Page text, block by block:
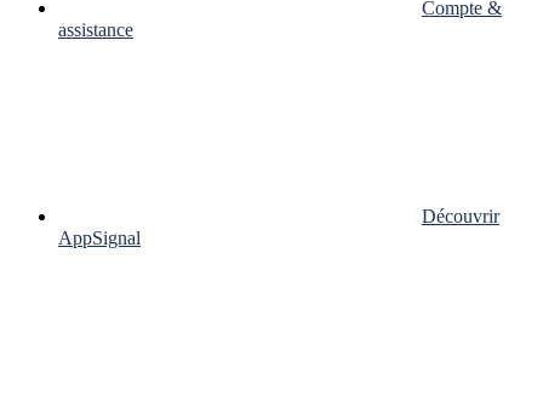
Compte &
assistance
Découvrir
AppSignal